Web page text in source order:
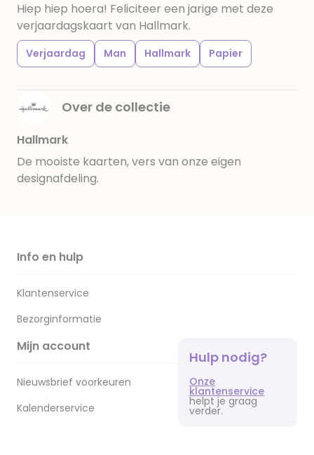
Hiep hiep hoera! Feliciteer een jarige met deze
verjaardagskaart van Hallmark.
Verjaardag Man Hallmark Papier
Over de collectie
Hallmark
De mooiste kaarten, vers van onze eigen
designafdeling.
Info en hulp
Klantenservice
Bezorginformatie
Mijn account
Nieuwsbrief voorkeuren
Kalenderservice
Hulp nodig?
Onze
klantenservice
helpt je graag
verder.